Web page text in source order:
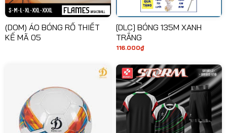
(DOM) ÁO BÓNG RỔ THIẾT
KẾ MÃ 05
[DLC] BÓNG 135M XANH
TRẮNG
116.000₫